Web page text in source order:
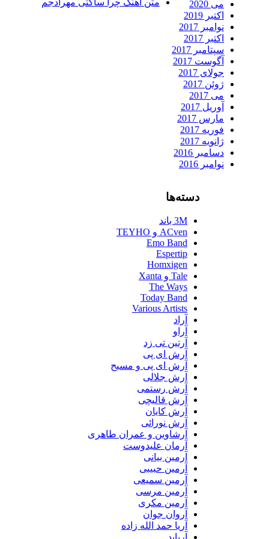
متن آهنگ چرا ساکتی مهرادجم
سپتامبر 2017
آگوست 2017
مارس 2017
دسامبر 2016
ACven و TEYHO
Emo Band
Espertip
Homxigen
The Ways
Today Band
Various Artists
آرتین تی زد
آرش ای پی
آرش ای پی و مسیح
آرش جلالی
آرش رستمی
آرش قالیچی
آرش کایان
آرش نورائی
آرشاوین و عمران طاهری
آرمان علیدوست
آرمین بیانی
آرمین حبیبی
آرمین سمیعی
آرمین مرسی
آرمین مکری
آروان جوان
آریا حمد الله زاده